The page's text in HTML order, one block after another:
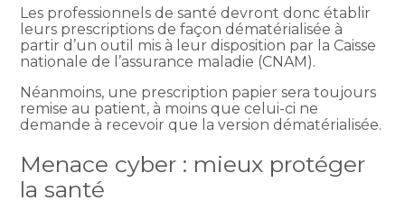
Les professionnels de santé devront donc établir
leurs prescriptions de façon dématérialisée à
partir d’un outil mis à leur disposition par la Caisse
nationale de l’assurance maladie (CNAM).
Néanmoins, une prescription papier sera toujours
remise au patient, à moins que celui-ci ne
demande à recevoir que la version dématérialisée.
Menace cyber : mieux protéger
la santé